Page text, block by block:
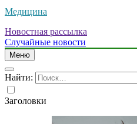
Медицина
Новостная рассылка
Случайные новости
Меню
Найти:
Заголовки